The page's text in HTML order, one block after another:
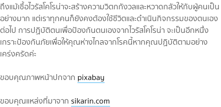
ถึงแม้เชื้อไวรัสโคโรน่าจะสร้างความวิตกกังวลและหวาดกลัวให้กับผู้คนเป็น
อย่างมาก แต่เราทุกคนก็ยังคงต้องใช้ชีวิตและดำเนินกิจกรรมของตนเอง
ต่อไป การปฏิบัติตนเพื่อป้องกันตนเองจากไวรัสโคโรน่า จะเป็นอีกหนึ่ง
เกราะป้องกันภัยเพื่อให้คุณห่างไกลจากโรคนี้หากคุณปฏิบัติตามอย่าง
เคร่งครัดค่ะ
ขอบคุณภาพหน้าปกจาก pixabay
ขอบคุณแหล่งที่มาจาก sikarin.com